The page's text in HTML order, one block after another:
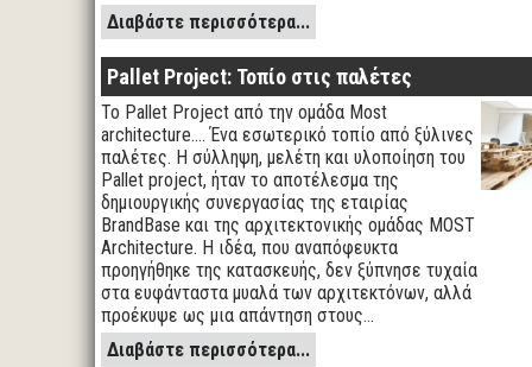
Διαβάστε περισσότερα...
Pallet Project: Τοπίο στις παλέτες
Το Pallet Project από την ομάδα Most
architecture…. Ένα εσωτερικό τοπίο από ξύλινες
παλέτες. Η σύλληψη, μελέτη και υλοποίηση του
Pallet project, ήταν το αποτέλεσμα της
δημιουργικής συνεργασίας της εταιρίας
BrandBase και της αρχιτεκτονικής ομάδας MOST
Architecture. Η ιδέα, που αναπόφευκτα
προηγήθηκε της κατασκευής, δεν ξύπνησε τυχαία
στα ευφάνταστα μυαλά των αρχιτεκτόνων, αλλά
προέκυψε ως μια απάντηση στους…
Διαβάστε περισσότερα...